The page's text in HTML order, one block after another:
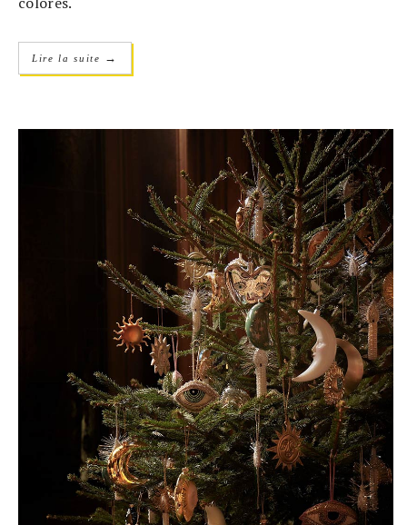
Lire la suite →